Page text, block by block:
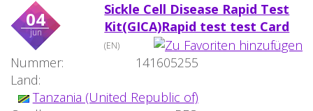
04
jun
Sickle Cell Disease Rapid Test
Kit(GICA)Rapid test test Card
(EN)
Nummer:
141605255
Land:
Tanzania (United Republic of)